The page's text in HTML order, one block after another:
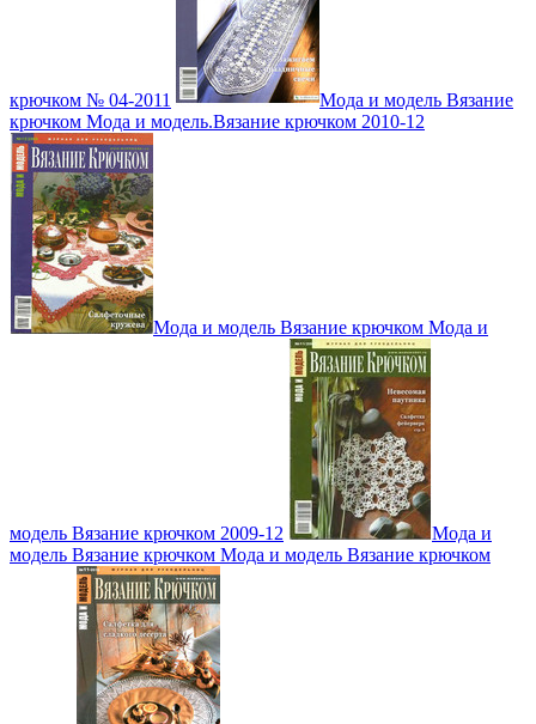
крючком № 04-2011
Мода и модель Вязание
крючком Мода и модель.Вязание крючком 2010-12
Мода и модель Вязание крючком Мода и
модель Вязание крючком 2009-12
Мода и
модель Вязание крючком Мода и модель Вязание крючком